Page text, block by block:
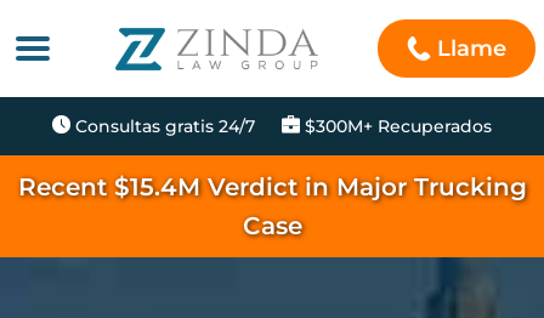
Llame
Consultas gratis 24/7 $300M+ Recuperados
Recent $15.4M Verdict in Major Trucking
Case